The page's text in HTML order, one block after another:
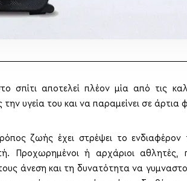
σπίτι αποτελεί πλέον μία από τις
την υγεία του και να παραμείνει σε
ζωής έχει στρέψει το
Προχωρημένοι ή αρχάριοι αθλητές,
άνεση και τη δυνατότητα να